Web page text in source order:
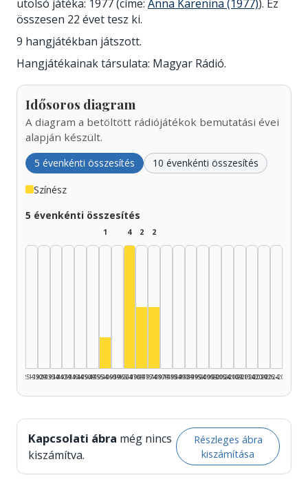
utolsó játéka: 1977 (címe: Anna Karenina (1977)). Ez
összesen 22 évet tesz ki.
9 hangjátékban játszott.
Hangjátékainak társulata: Magyar Rádió.
Idősoros diagram
A diagram a betöltött rádiójátékok bemutatási évei
alapján készült.
5 évenkénti összesítés 10 évenkénti összesítés
Színész
5 évenkénti összesítés
1925–1929
1930–1934
1935–1939
1940–1944
1945–1949
1950–1954
1
1955–1959
1960–1964
4
1965–1969
2
1970–1974
2
1975–1979
1980–1984
1985–1989
1990–1994
1995–1999
2000–2004
2005–2009
2010–2014
2015–2019
2020–2024
2025–2026
Kapcsolati ábra még nincs
kiszámítva.
Részleges ábra
kiszámítása